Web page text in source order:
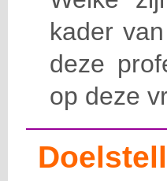
kader
deze
op deze